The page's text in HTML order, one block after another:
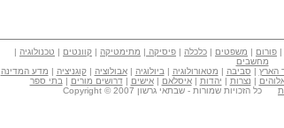
| פורום | משפטים | כלכלה | פיסיקה | מתימטיקה | קוונטים | טכנולוגיה |
מחשבים
הארץ | סביבה | מטאורולוגיה | ביולוגיה |אבולוציה |קוגניציה | מדע המדינה
| נצרות | יהדות |איסלאם |אישים |דרושים מורים | בתי ספר
כל הזכויות שמורות - שבתאי גרשון Copyright © 2007